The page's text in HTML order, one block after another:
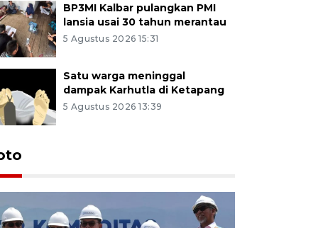
BP3MI Kalbar pulangkan PMI
lansia usai 30 tahun merantau
5 Agustus 2026 15:31
Satu warga meninggal
dampak Karhutla di Ketapang
5 Agustus 2026 13:39